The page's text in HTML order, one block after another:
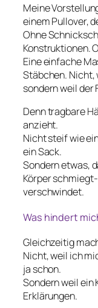
Meine
einem Pullover,
Ohne
Konstruktionen.
Eine einfache
Stäbchen. Nicht,
sondern weil der
Denn tragbare
anzieht.
Nicht steif wie
ein Sack.
Sondern etwas,
Körper
verschwindet.
Was hindert
Gleichzeitig
Nicht, weil ich
ja schon.
Sondern weil ein
Erklärungen.